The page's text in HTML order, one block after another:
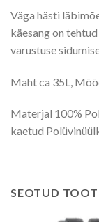
Väga hästi
käesang on
varustuse
Maht ca 35L,
Materjal 100%
kaetud
SEOTUD